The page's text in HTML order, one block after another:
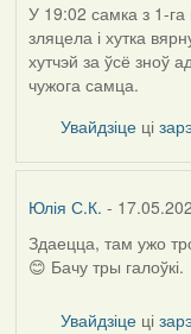
У 19:02 самка з 1-га
зляцела і хутка
хутчэй за ўсё зноў
чужога самца.
Увайдзіце ці
Юлія С.К. -
Здаецца, там ужо
😊 Бачу тры галоўкі.
Увайдзіце ці